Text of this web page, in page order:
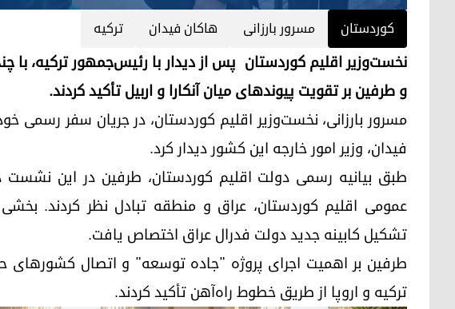
کوردستان مسرور بارزانی هاکان فیدان ترکیە
نخست‌وزیر اقلیم کوردستان پس از دیدار با رئیس‌جمهور ترکیه، با
و طرفین بر تقویت پیوندهای میان آنکارا و اربیل تأکید کردند.
مسرور بارزانی، نخست‌وزیر اقلیم کوردستان، در جریان سفر رسمی
فیدان، وزیر امور خارجه این کشور دیدار کرد.
طبق بیانیه رسمی دولت اقلیم کوردستان، طرفین در این نشست
عمومی اقلیم کوردستان، عراق و منطقه تبادل نظر کردند.
تشکیل کابینه جدید دولت فدرال عراق اختصاص یافت.
طرفین بر اهمیت اجرای پروژه "جاده توسعه" و اتصال کشورهای
ترکیه و اروپا از طریق خطوط راه‌آهن تأکید کردند.